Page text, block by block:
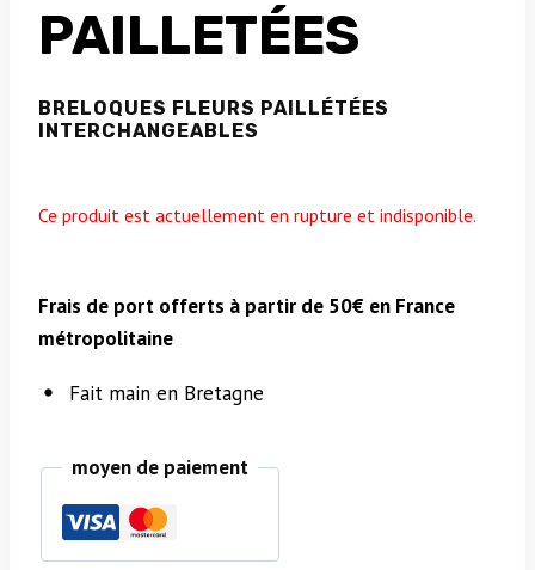
PAILLETÉES
BRELOQUES FLEURS PAILLÉTÉES
INTERCHANGEABLES
Ce produit est actuellement en rupture et indisponible.
Frais de port offerts à partir de 50€ en France
métropolitaine
Fait main en Bretagne
moyen de paiement